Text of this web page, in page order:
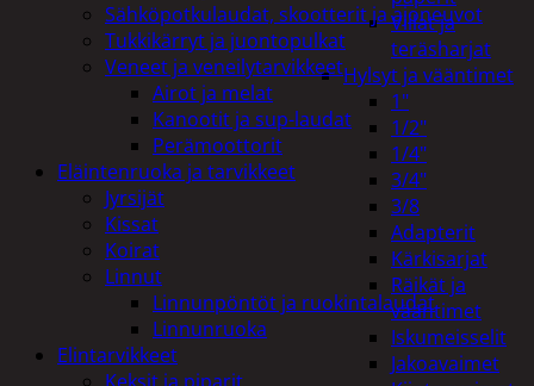
Viilat ja
teräsharjat
Hylsyt ja vääntimet
1"
1/2"
1/4"
3/4"
3/8
Adapterit
Kärkisarjat
Räikät ja
vääntimet
Iskumeisselit
Jakoavaimet
Sähköpotkulaudat, skootterit ja ajoneuvot
Tukkikärryt ja juontopulkat
Veneet ja veneilytarvikkeet
Airot ja melat
Kanootit ja sup-laudat
Perämoottorit
Eläintenruoka ja tarvikkeet
Jyrsijät
Kissat
Koirat
Linnut
Linnunpöntöt ja ruokintalaudat
Linnunruoka
Elintarvikkeet